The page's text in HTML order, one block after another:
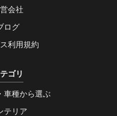
会社
ログ
利用規約
ゴリ
車種から選ぶ
テリア